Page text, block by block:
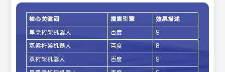
核心关键词 搜索引擎
效果描述
单梁桁架机器人
百度
9
双梁桁架机器人
百度
8
双桁架机器人
百度
9